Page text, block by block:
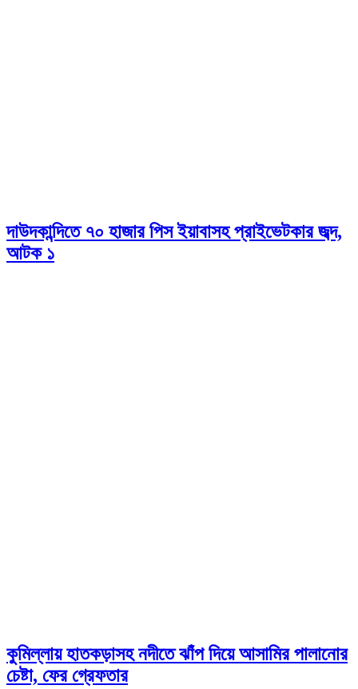
দাউদকান্দিতে ৭০ হাজার পিস ইয়াবাসহ প্রাইভেটকার জব্দ,
আটক ১
কুমিল্লায় হাতকড়াসহ নদীতে ঝাঁপ দিয়ে আসামির পালানোর
চেষ্টা, ফের গ্রেফতার